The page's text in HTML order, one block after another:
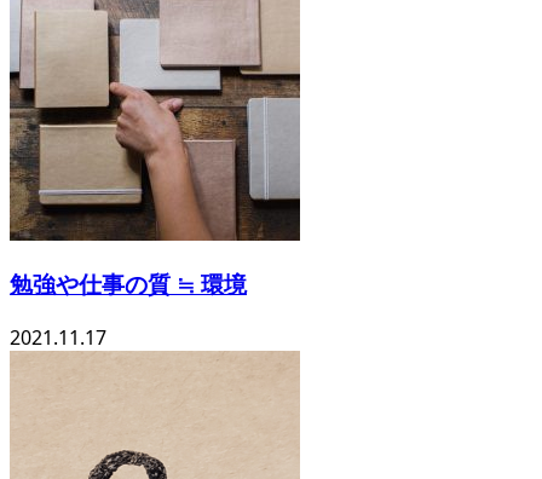
勉強や仕事の質 ≒ 環境
2021.11.17